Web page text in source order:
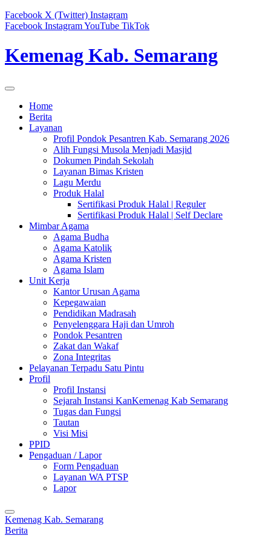
Facebook X (Twitter) Instagram
Facebook InstagramYouTube TikTok
Kemenag Kab. Semarang
Home
Berita
Layanan
Profil Pondok Pesantren Kab. Semarang 2026
Alih Fungsi Musola Menjadi Masjid
Dokumen Pindah Sekolah
Layanan Bimas Kristen
Lagu Merdu
Produk Halal
Sertifikasi Produk Halal | Reguler
Sertifikasi Produk Halal | Self Declare
Mimbar Agama
Agama Budha
Agama Katolik
Agama Kristen
Agama Islam
Unit Kerja
Kantor Urusan Agama
Kepegawaian
Pendidikan Madrasah
Penyelenggara Haji dan Umroh
Pondok Pesantren
Zakat dan Wakaf
Zona Integritas
Pelayanan Terpadu Satu Pintu
Profil
Profil Instansi
Sejarah Instansi KanKemenag Kab Semarang
Tugas dan Fungsi
Tautan
Visi Misi
PPID
Pengaduan / Lapor
Form Pengaduan
Layanan WA PTSP
Lapor
Kemenag Kab. Semarang
Berita